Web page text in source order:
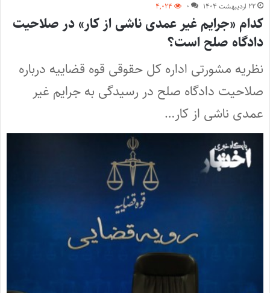
۲۲ اردیبهشت ۱۴۰۴ ۰ ۴,۰۲۴
کدام «جرایم غیر عمدی ناشی از کار» در صلاحیت
دادگاه صلح است؟
نظریه مشورتی اداره کل حقوقی قوه قضاییه درباره
صلاحیت دادگاه صلح در رسیدگی به جرایم غیر
عمدی ناشی از کار…